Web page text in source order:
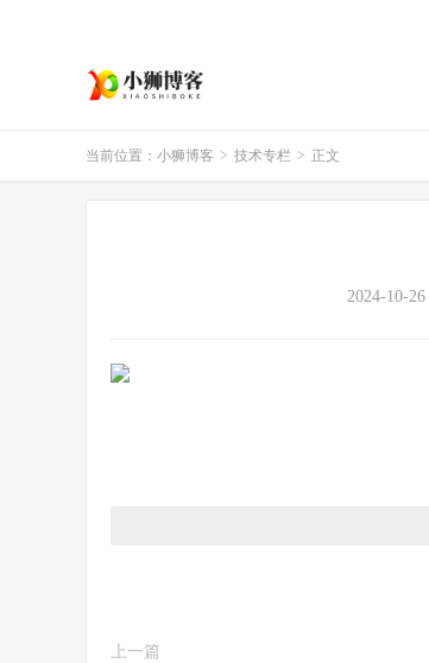
当前位置： 小狮博客 > 技术专栏 > 正文
2024-10-26
上一篇